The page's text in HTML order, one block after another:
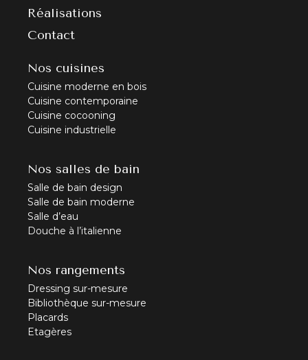
Réalisations
Contact
Nos cuisines
Cuisine moderne en bois
Cuisine contemporaine
Cuisine cocooning
Cuisine industrielle
Nos salles de bain
Salle de bain design
Salle de bain moderne
Salle d’eau
Douche à l’italienne
Nos rangements
Dressing sur-mesure
Bibliothèque sur-mesure
Placards
Etagères